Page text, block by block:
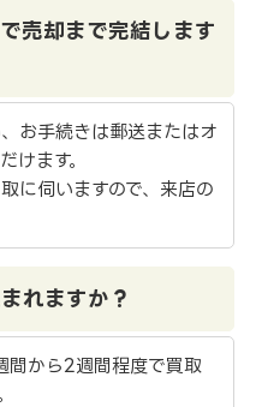
売却まで完結します
お手続きは郵送またはオ
けます。
に伺いますので、来店の
れますか？
間から2週間程度で買取